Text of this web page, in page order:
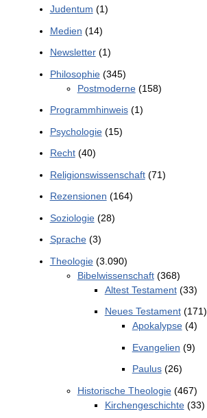
Judentum (1)
Medien (14)
Newsletter(1)
Philosophie(345)
Postmoderne(158)
Programmhinweis(1)
Psychologie(15)
Recht(40)
Religionswissenschaft(71)
Rezensionen (164)
Soziologie(28)
Sprache(3)
Theologie(3.090)
Bibelwissenschaft(368)
Altest Testament(33)
Neues Testament(171)
Apokalypse(4)
Evangelien (9)
Paulus(26)
Historische Theologie(467)
Kirchengeschichte(33)